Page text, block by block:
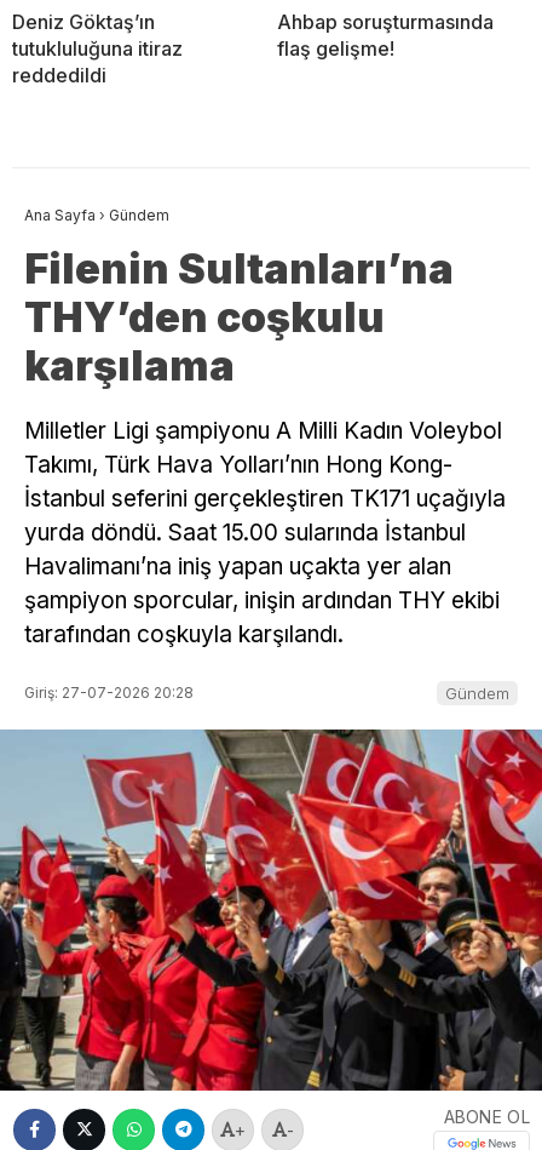
Deniz Göktaş’ın
tutukluluğuna itiraz
reddedildi
Ahbap soruşturmasında
flaş gelişme!
Ana Sayfa › Gündem
Filenin Sultanları’na
THY’den coşkulu
karşılama
Milletler Ligi şampiyonu A Milli Kadın Voleybol
Takımı, Türk Hava Yolları’nın Hong Kong-
İstanbul seferini gerçekleştiren TK171 uçağıyla
yurda döndü. Saat 15.00 sularında İstanbul
Havalimanı’na iniş yapan uçakta yer alan
şampiyon sporcular, inişin ardından THY ekibi
tarafından coşkuyla karşılandı.
Giriş: 27-07-2026 20:28 Gündem
+ -
ABONE OL